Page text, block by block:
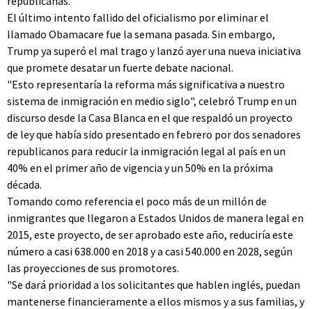
El último intento fallido del oficialismo por eliminar el
llamado Obamacare fue la semana pasada. Sin embargo,
Trump ya superó el mal trago y lanzó ayer una nueva iniciativa
que promete desatar un fuerte debate nacional.
"Esto representaría la reforma más significativa a nuestro
sistema de inmigración en medio siglo", celebró Trump en un
discurso desde la Casa Blanca en el que respaldó un proyecto
de ley que había sido presentado en febrero por dos senadores
republicanos para reducir la inmigración legal al país en un
40% en el primer año de vigencia y un 50% en la próxima
década.
Tomando como referencia el poco más de un millón de
inmigrantes que llegaron a Estados Unidos de manera legal en
2015, este proyecto, de ser aprobado este año, reduciría este
número a casi 638.000 en 2018 y a casi 540.000 en 2028, según
las proyecciones de sus promotores.
"Se dará prioridad a los solicitantes que hablen inglés, puedan
mantenerse financieramente a ellos mismos y a sus familias, y